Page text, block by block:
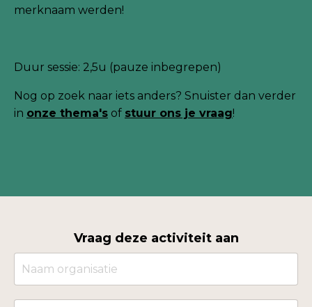
merknaam werden!
Duur sessie: 2,5u (pauze inbegrepen)
Nog op zoek naar iets anders? Snuister dan verder
in onze thema's of stuur ons je vraag!
Vraag deze activiteit aan